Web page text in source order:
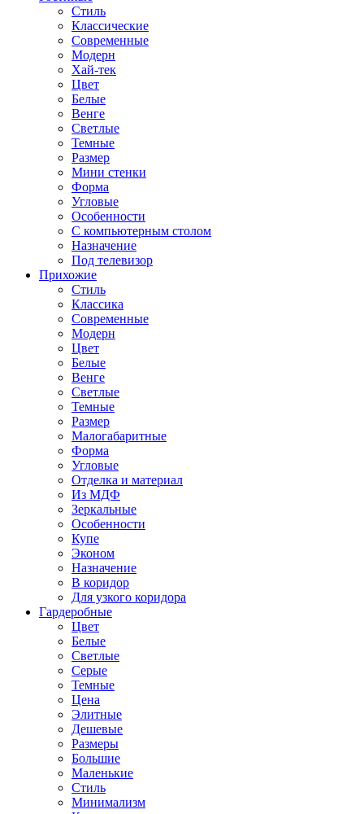
Стиль
Классические
Современные
Модерн
Хай-тек
Цвет
Белые
Венге
Светлые
Темные
Размер
Мини стенки
Форма
Угловые
Особенности
С компьютерным столом
Назначение
Под телевизор
Прихожие
Стиль
Классика
Современные
Модерн
Цвет
Белые
Венге
Светлые
Темные
Размер
Малогабаритные
Форма
Угловые
Отделка и материал
Из МДФ
Зеркальные
Особенности
Купе
Эконом
Назначение
В коридор
Для узкого коридора
Гардеробные
Цвет
Белые
Светлые
Серые
Темные
Цена
Элитные
Дешевые
Размеры
Большие
Маленькие
Стиль
Минимализм